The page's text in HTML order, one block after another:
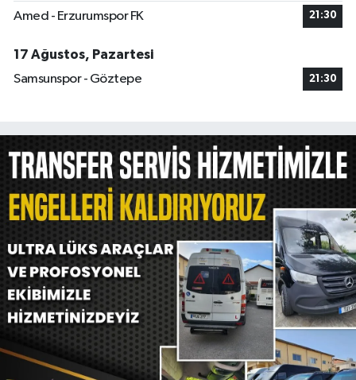
Amed - Erzurumspor FK 21:30
17 Ağustos, Pazartesi
Samsunspor - Göztepe
21:30